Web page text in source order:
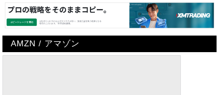
AMZN / アマゾン